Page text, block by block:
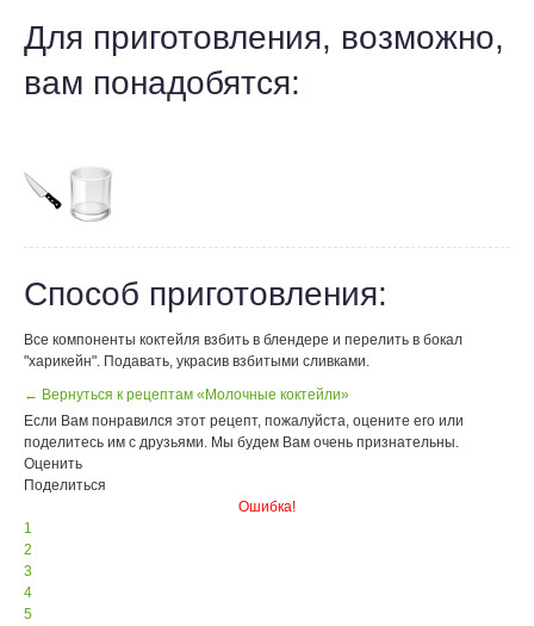
Для приготовления, возможно,
вам понадобятся:
Способ приготовления:
Все компоненты коктейля взбить в блендере и перелить в бокал
"харикейн". Подавать, украсив взбитыми сливками.
← Вернуться к рецептам «Молочные коктейли»
Если Вам понравился этот рецепт, пожалуйста, оцените его или
поделитесь им с друзьями. Мы будем Вам очень признательны.
Оценить
Поделиться
Ошибка!
1
2
3
4
5